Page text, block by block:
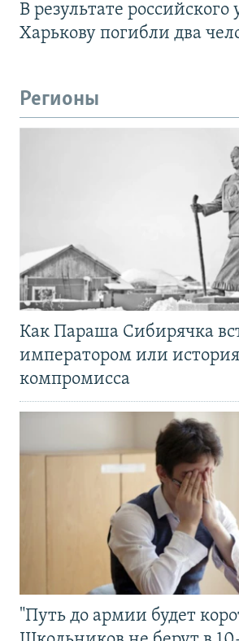
В результате российского
Харькову погибли два
Регионы
Как Параша Сибирячка
императором или
компромисса
"Путь до армии будет